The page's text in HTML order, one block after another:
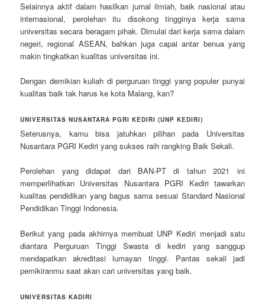
Selainnya aktif dalam hasilkan jurnal ilmiah, baik nasional atau
internasional, perolehan itu disokong tingginya kerja sama
universitas secara beragam pihak. Dimulai dari kerja sama dalam
negeri, regional ASEAN, bahkan juga capai antar benua yang
makin tingkatkan kualitas universitas ini.
Dengan demikian kuliah di perguruan tinggi yang populer punyai
kualitas baik tak harus ke kota Malang, kan?
UNIVERSITAS NUSANTARA PGRI KEDIRI (UNP KEDIRI)
Seterusnya, kamu bisa jatuhkan pilihan pada Universitas
Nusantara PGRI Kediri yang sukses raih rangking Baik Sekali.
Perolehan yang didapat dari BAN-PT di tahun 2021 ini
memperlihatkan Universitas Nusantara PGRI Kediri tawarkan
kualitas pendidikan yang bagus sama sesuai Standard Nasional
Pendidikan Tinggi Indonesia.
Berikut yang pada akhirnya membuat UNP Kediri menjadi satu
diantara Perguruan Tinggi Swasta di kediri yang sanggup
mendapatkan akreditasi lumayan tinggi. Pantas sekali jadi
pemikiranmu saat akan cari universitas yang baik.
UNIVERSITAS KADIRI